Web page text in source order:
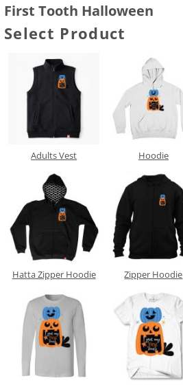
First Tooth Halloween
Select Product
Adults Vest Hoodie
Hatta Zipper Hoodie Zipper Hoodie